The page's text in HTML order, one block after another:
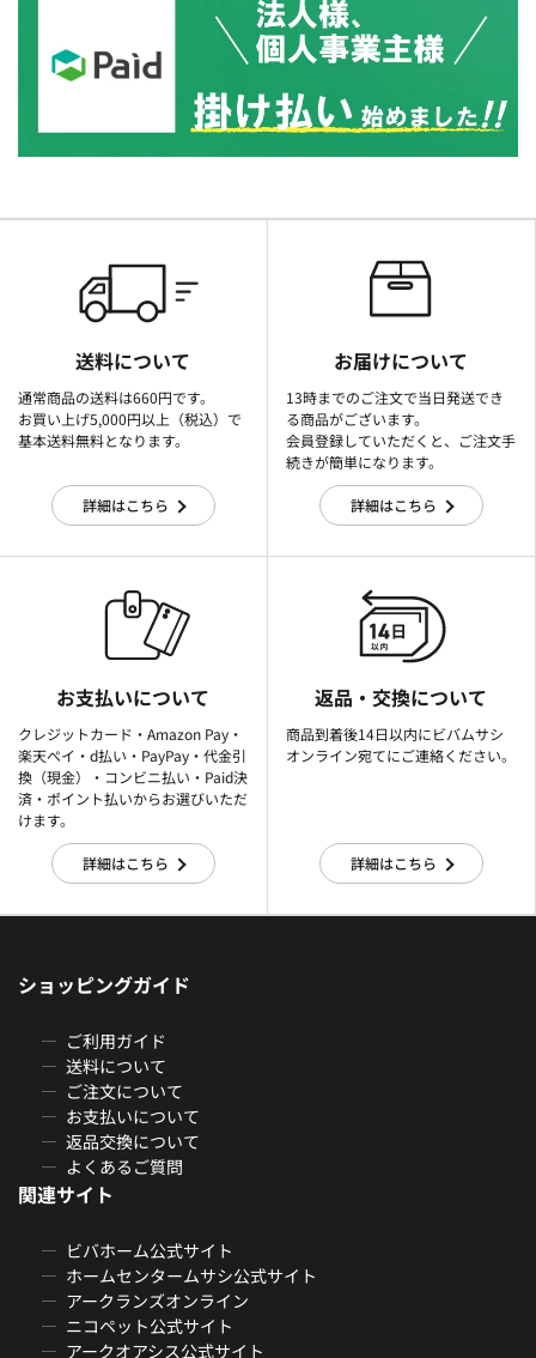
送料について
通常商品の送料は660円です。
お買い上げ5,000円以上（税込）で
基本送料無料となります。
詳細はこちら
お届けについて
13時までのご注文で当日発送でき
る商品がございます。
会員登録していただくと、ご注文手
続きが簡単になります。
詳細はこちら
お支払いについて
クレジットカード・Amazon Pay・
楽天ぺイ・d払い・PayPay・代金引
換（現金）・コンビニ払い・Paid決
済・ポイント払いからお選びいただ
けます。
詳細はこちら
返品・交換について
商品到着後14日以内にビバムサシ
オンライン宛てにご連絡ください。
詳細はこちら
ショッピングガイド
ご利用ガイド
送料について
ご注文について
お支払いについて
返品交換について
よくあるご質問
関連サイト
ビバホーム公式サイト
ホームセンタームサシ公式サイト
アークランズオンライン
ニコペット公式サイト
アークオアシス公式サイト